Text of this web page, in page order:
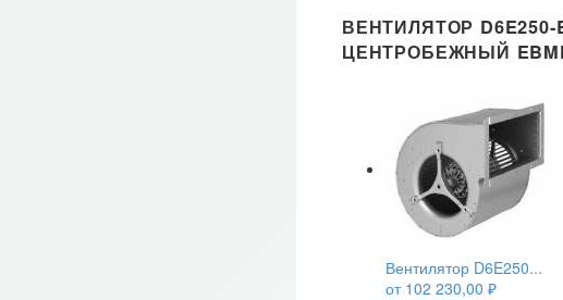
ВЕНТИЛЯТОР D6E250-
ЦЕНТРОБЕЖНЫЙ
Вентилятор D6E250...
от 102 230,00 ₽